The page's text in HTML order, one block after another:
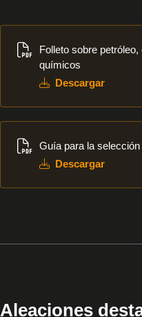
Folleto sobre
químicos
Descargar
Guía para la
Descargar
Aleaciones